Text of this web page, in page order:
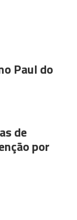
Paul do
de
por